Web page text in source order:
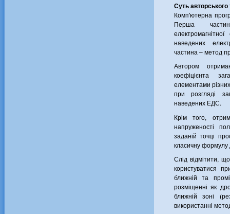
Суть авторського
Комп'ютерна
Перша
наведених
частина – метод
Автором
коефіцієнта
елементами
при розгляді
наведених ЕДС.
Крім того,
напруженості
заданій точці
класичну
Слід відмітити,
користуватися
ближній та
розміщенні як
ближній зоні
використанні